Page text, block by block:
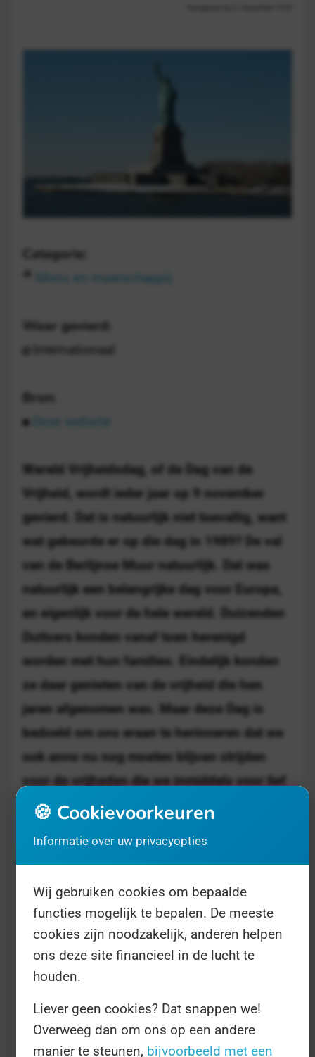
Categorie:
Mens en maatschappij
Waar gevierd:
Internationaal
Bron:
Wereld Vrijheidsdag, of de Dag van de
Vrijheid, wordt ieder jaar op 9 november
gevierd. Dat is natuurlijk niet toevallig, want
wat gebeurde er op die dag in 1989? De val
van de Berlijnse Muur natuurlijk. Dat was
natuurlijk een belangrijke dag voor Europa,
en eigenlijk voor de hele wereld. Duizenden
Duitsers konden vanaf toen herenigd
worden met hun families. Eindelijk konden
ze daar genieten van de vrijheid die hen
jaren afgenomen was. Maar deze Dag is
bedoeld om ons eraan te herinneren dat we
ook anno nu nog moeten blijven strijden
voor de vrijheden die we inmiddels voor lief
nemen.
De Verenigde Naties maken een beginnetje
Vrijheidsdag. Dat doen ze al sinds 1996,
toen de Dag is opgericht - dat was net toen
het Jaar van de Vrijheid was afgelopen. In de
praktijk zult u eigenlijk weinig merken van
nieuwsberichtje in een hoekje van de krant
wordt gezet met daarin wat cijfers over hoe
🍪 Cookievoorkeuren
Informatie over uw privacyopties
Wij gebruiken cookies om bepaalde
functies mogelijk te bepalen. De meeste
cookies zijn noodzakelijk, anderen helpen
ons deze site financieel in de lucht te
houden.
Liever geen cookies? Dat snappen we!
Overweeg dan om ons op een andere
manier te steunen, bijvoorbeeld met een